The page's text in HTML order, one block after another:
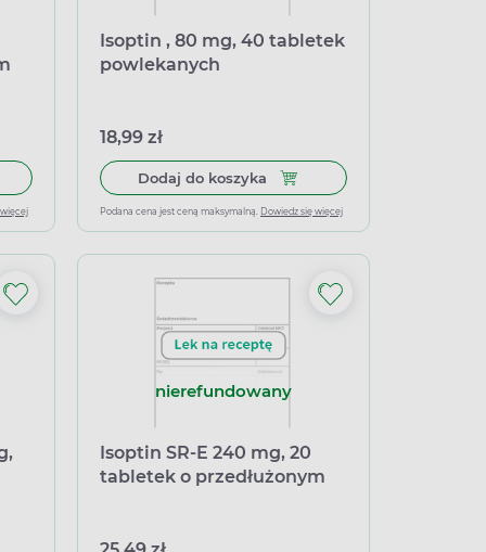
miękkich
do koszyka Isoptin SR 120 mg, 40 tabletek o przedłużonym
Isoptin , 80 mg, 40 tabletek
powlekanych
18,99 zł
Dodaj do koszyka Dodaj do koszyka Isoptin ,
Podana cena jest ceną maksymalną. Dowiedz się więcej
nierefundowany
Isoptin SR-E 240 mg, 20
tabletek o przedłużonym